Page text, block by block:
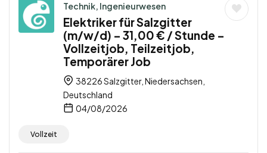
Technik, Ingenieurwesen
Elektriker für Salzgitter
(m/w/d) – 31,00 € / Stunde –
Vollzeitjob, Teilzeitjob,
Temporärer Job
38226 Salzgitter, Niedersachsen,
Deutschland
04/08/2026
Vollzeit